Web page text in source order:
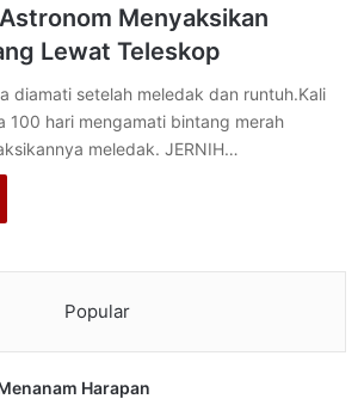
Menyaksikan
Lewat Teleskop
diamati setelah meledak dan runtuh.Kali
100 hari mengamati bintang merah
meledak. JERNIH…
Popular
Harapan